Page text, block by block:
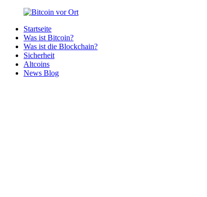
Zurück
Inhalt
Bitcoin
Bitcoins
deiner
Region
Startseite
Was ist Bitcoin?
Was ist die Blockchain?
Sicherheit
Altcoins
News Blog